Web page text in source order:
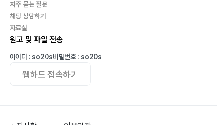
자주 묻는 질문
채팅 상담하기
자료실
원고 및 파일 전송
아이디 : so20s비밀번호 : so20s
웹하드 접속하기